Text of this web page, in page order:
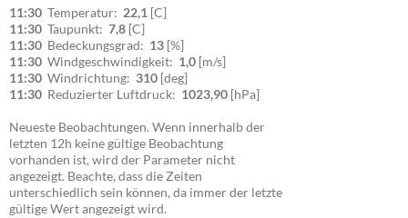
11:30 Temperatur: 22,1 [C]
11:30 Taupunkt: 7,8 [C]
11:30 Bedeckungsgrad: 13 [%]
11:30 Windgeschwindigkeit: 1,0 [m/s]
11:30 Windrichtung: 310 [deg]
11:30 Reduzierter Luftdruck: 1023,90 [hPa]
Neueste Beobachtungen. Wenn innerhalb der
letzten 12h keine gültige Beobachtung
vorhanden ist, wird der Parameter nicht
angezeigt. Beachte, dass die Zeiten
unterschiedlich sein können, da immer der letzte
gültige Wert angezeigt wird.